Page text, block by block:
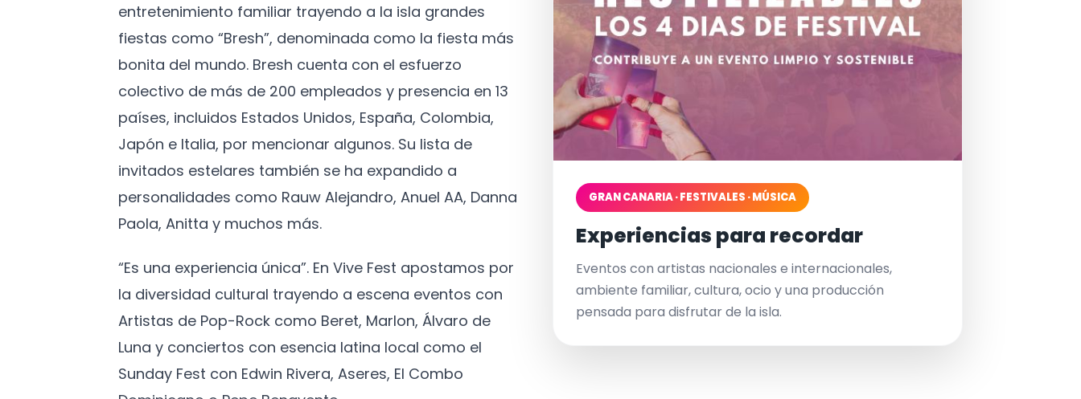
entretenimiento familiar trayendo a la isla grandes
fiestas como “Bresh”, denominada como la fiesta más
bonita del mundo. Bresh cuenta con el esfuerzo
colectivo de más de 200 empleados y presencia en 13
países, incluidos Estados Unidos, España, Colombia,
Japón e Italia, por mencionar algunos. Su lista de
invitados estelares también se ha expandido a
personalidades como Rauw Alejandro, Anuel AA, Danna
Paola, Anitta y muchos más.
“Es una experiencia única”. En Vive Fest apostamos por
la diversidad cultural trayendo a escena eventos con
Artistas de Pop-Rock como Beret, Marlon, Álvaro de
Luna y conciertos con esencia latina local como el
Sunday Fest con Edwin Rivera, Aseres, El Combo
GRAN CANARIA · FESTIVALES · MÚSICA
Experiencias para recordar
Eventos con artistas nacionales e internacionales,
ambiente familiar, cultura, ocio y una producción
pensada para disfrutar de la isla.